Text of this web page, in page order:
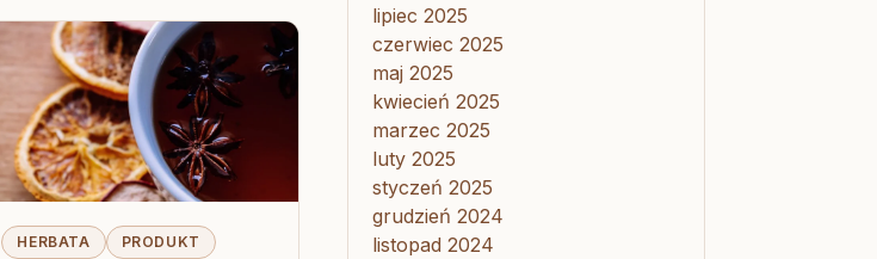
HERBATA
PRODUKT
lipiec 2025
czerwiec 2025
maj 2025
kwiecień 2025
marzec 2025
luty 2025
styczeń 2025
grudzień 2024
listopad 2024